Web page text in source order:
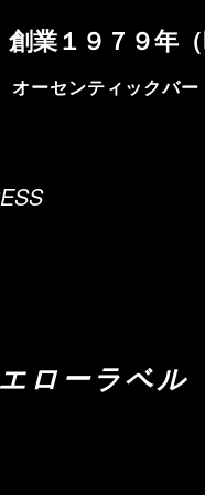
創業１９７９年（
ローラベル